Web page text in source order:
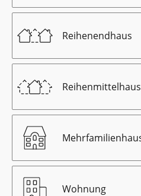
Reihenendhaus
Reihenmittelhaus
Wohnung